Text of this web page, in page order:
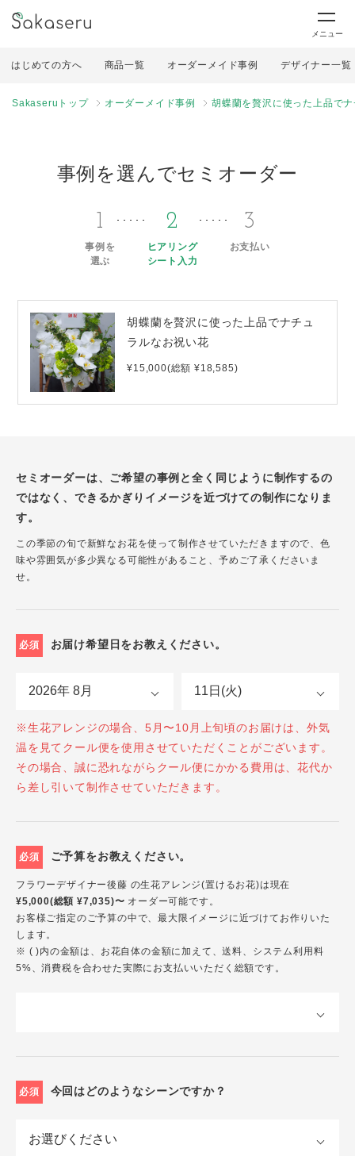
メニュー
はじめての方へ 商品一覧 オーダーメイド事例 デザイナー一覧
Sakaseruトップ オーダーメイド事例 胡蝶蘭を贅沢に使った上品で
事例を選んでセミオーダー
1
事例を
選ぶ
2
ヒアリング
シート入力
3
お支払い
胡蝶蘭を贅沢に使った上品でナチュ
ラルなお祝い花
¥15,000(総額 ¥18,585)
セミオーダーは、ご希望の事例と全く同じように制作するの
ではなく、できるかぎりイメージを近づけての制作になりま
す。
この季節の旬で新鮮なお花を使って制作させていただきますので、色
味や雰囲気が多少異なる可能性があること、予めご了承くださいま
せ。
必須 お届け希望日をお教えください。
※生花アレンジの場合、5月〜10月上旬頃のお届けは、外気
温を見てクール便を使用させていただくことがございます。
その場合、誠に恐れながらクール便にかかる費用は、花代か
ら差し引いて制作させていただきます。
必須 ご予算をお教えください。
フラワーデザイナー後藤 の生花アレンジ(置けるお花)は現在
¥5,000(総額 ¥7,035)〜 オーダー可能です。
お客様ご指定のご予算の中で、最大限イメージに近づけてお作りいた
します。
※ ( )内の金額は、お花自体の金額に加えて、送料、システム利用料
5%、消費税を合わせた実際にお支払いいただく総額です。
必須 今回はどのようなシーンですか？